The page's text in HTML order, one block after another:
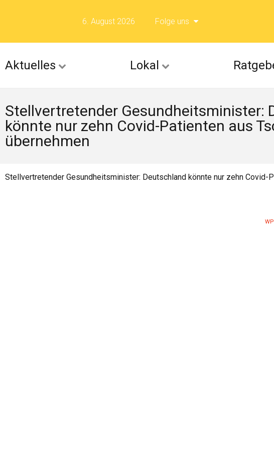
6. August 2026 Folge uns
Folge uns auf Flickr
Folge uns auf Issuu
Aktuelles Lokal
Stellvertretender Gesundheitsminister:
könnte nur zehn Covid-Patienten aus
übernehmen
Stellvertretender Gesundheitsminister: Deutschland könnte nur zehn Covid-